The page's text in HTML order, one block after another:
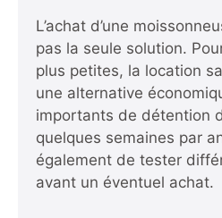
L’achat d’une
pas la seule solution.
plus petites, la location
une alternative
importants de détention
quelques semaines par
également de tester
avant un éventuel achat.